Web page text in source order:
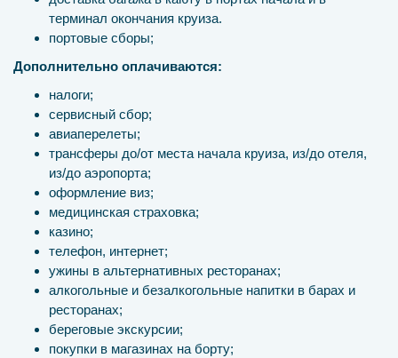
терминал окончания круиза.
портовые сборы;
Дополнительно оплачиваются:
налоги;
сервисный сбор;
авиаперелеты;
трансферы до/от места начала круиза, из/до отеля,
из/до аэропорта;
оформление виз;
медицинская страховка;
казино;
телефон, интернет;
ужины в альтернативных ресторанах;
алкогольные и безалкогольные напитки в барах и
ресторанах;
береговые экскурсии;
покупки в магазинах на борту;